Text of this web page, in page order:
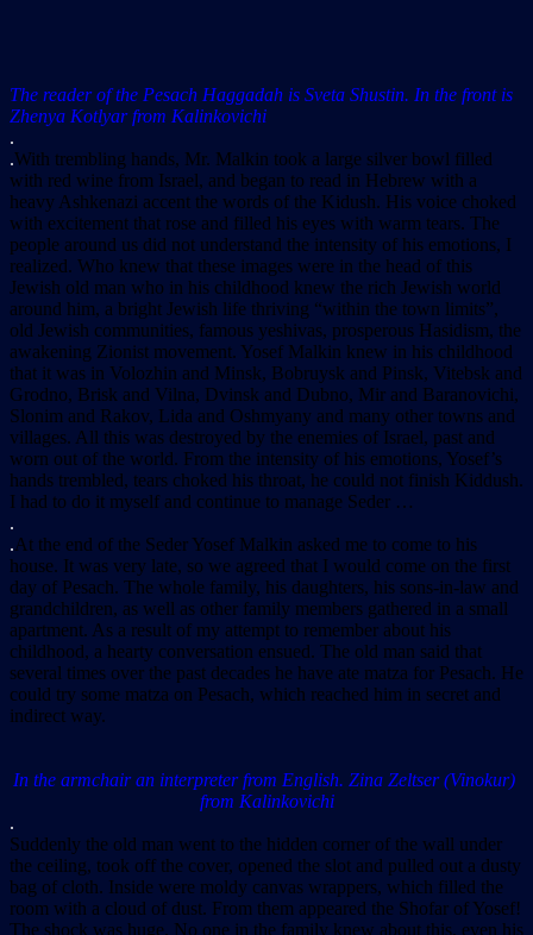
The reader of the Pesach Haggadah is Sveta Shustin. In the front is
Zhenya Kotlyar from Kalinkovichi
.
.With trembling hands, Mr. Malkin took a large silver bowl filled
with red wine from Israel, and began to read in Hebrew with a
heavy Ashkenazi accent the words of the Kidush. His voice choked
with excitement that rose and filled his eyes with warm tears. The
people around us did not understand the intensity of his emotions, I
realized. Who knew that these images were in the head of this
Jewish old man who in his childhood knew the rich Jewish world
around him, a bright Jewish life thriving “within the town limits”,
old Jewish communities, famous yeshivas, prosperous Hasidism, the
awakening Zionist movement. Yosef Malkin knew in his childhood
that it was in Volozhin and Minsk, Bobruysk and Pinsk, Vitebsk and
Grodno, Brisk and Vilna, Dvinsk and Dubno, Mir and Baranovichi,
Slonim and Rakov, Lida and Oshmyany and many other towns and
villages. All this was destroyed by the enemies of Israel, past and
worn out of the world. From the intensity of his emotions, Yosef’s
hands trembled, tears choked his throat, he could not finish Kiddush.
I had to do it myself and continue to manage Seder …
.
.At the end of the Seder Yosef Malkin asked me to come to his
house. It was very late, so we agreed that I would come on the first
day of Pesach. The whole family, his daughters, his sons-in-law and
grandchildren, as well as other family members gathered in a small
apartment. As a result of my attempt to remember about his
childhood, a hearty conversation ensued. The old man said that
several times over the past decades he have ate matza for Pesach. He
could try some matza on Pesach, which reached him in secret and
indirect way.
In the armchair an interpreter from English. Zina Zeltser (Vinokur)
from Kalinkovichi
.
Suddenly the old man went to the hidden corner of the wall under
the ceiling, took off the cover, opened the slot and pulled out a dusty
bag of cloth. Inside were moldy canvas wrappers, which filled the
room with a cloud of dust. From them appeared the Shofar of Yosef!
The shock was huge. No one in the family knew about this, even his